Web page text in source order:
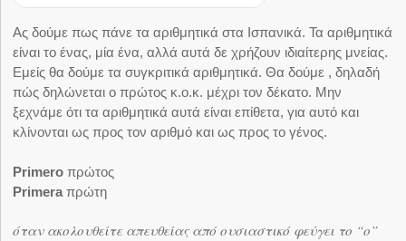
Ας δούμε πως πάνε τα αριθμητικά στα Ισπανικά. Τα αριθμητικά
είναι το ένας, μία ένα, αλλά αυτά δε χρήζουν ιδιαίτερης μνείας.
Εμείς θα δούμε τα συγκριτικά αριθμητικά. Θα δούμε , δηλαδή
πώς δηλώνεται ο πρώτος κ.ο.κ. μέχρι τον δέκατο. Μην
ξεχνάμε ότι τα αριθμητικά αυτά είναι επίθετα, για αυτό και
κλίνονται ως προς τον αριθμό και ως προς το γένος.
Primeroπρώτος
Primeraπρώτη
όταν ακολουθείτε απευθείας από ουσιαστικό φεύγει το “o”